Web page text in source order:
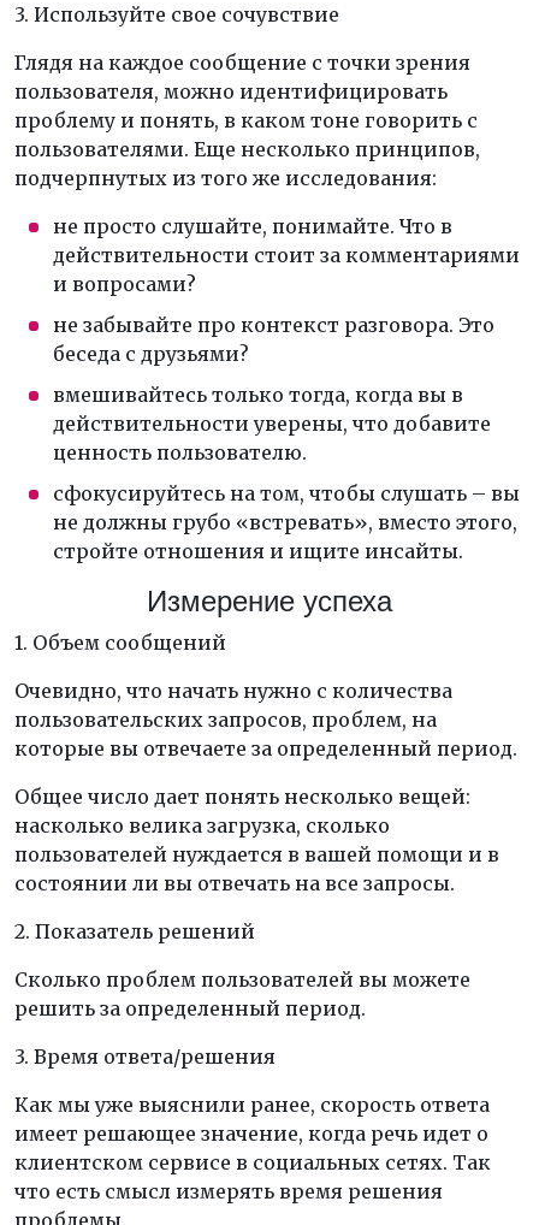
3. Используйте свое сочувствие
Глядя на каждое сообщение с точки зрения
пользователя, можно идентифицировать
проблему и понять, в каком тоне говорить с
пользователями. Еще несколько принципов,
подчерпнутых из того же исследования:
не просто слушайте, понимайте. Что в
действительности стоит за комментариями
и вопросами?
не забывайте про контекст разговора. Это
беседа с друзьями?
вмешивайтесь только тогда, когда вы в
действительности уверены, что добавите
ценность пользователю.
сфокусируйтесь на том, чтобы слушать – вы
не должны грубо «встревать», вместо этого,
стройте отношения и ищите инсайты.
Измерение успеха
1. Объем сообщений
Очевидно, что начать нужно с количества
пользовательских запросов, проблем, на
которые вы отвечаете за определенный период.
Общее число дает понять несколько вещей:
насколько велика загрузка, сколько
пользователей нуждается в вашей помощи и в
состоянии ли вы отвечать на все запросы.
2. Показатель решений
Сколько проблем пользователей вы можете
решить за определенный период.
3. Время ответа/решения
Как мы уже выяснили ранее, скорость ответа
имеет решающее значение, когда речь идет о
клиентском сервисе в социальных сетях. Так
что есть смысл измерять время решения
проблемы.